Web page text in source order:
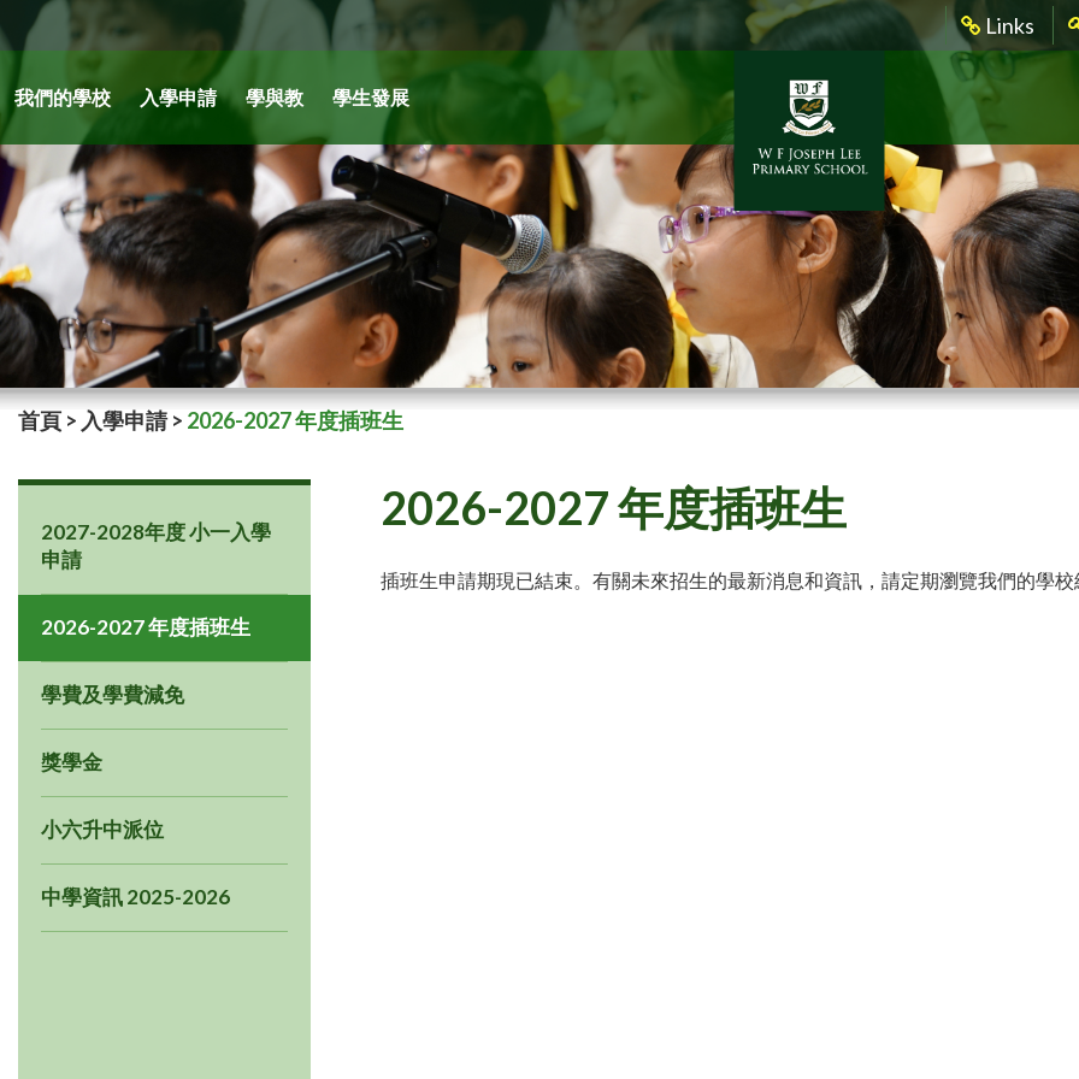
Links
我們的學校 入學申請 學與教 學生發展
首頁 > 入學申請> 2026-2027 年度插班生
2027-2028年度 小一入學
申請
2026-2027 年度插班生
學費及學費減免
獎學金
小六升中派位
中學資訊 2025-2026
2026-2027 年度插班生
插班生申請期現已結束。有關未來招生的最新消息和資訊， 請定期瀏覽我們的學校